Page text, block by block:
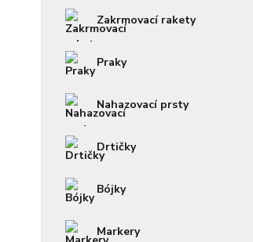
Zakrmovací rakety
Praky
Nahazovací prsty
Drtičky
Bójky
Markery